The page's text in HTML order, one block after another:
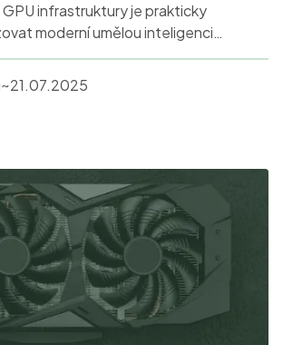
infrastruktury je prakticky
moderní umělou inteligenci
jako AWS nebo Azure nabízejí
zdrojům a slibují téměř neomezenou
bližším pohledu však toto "pohodlí"
21.07.2025